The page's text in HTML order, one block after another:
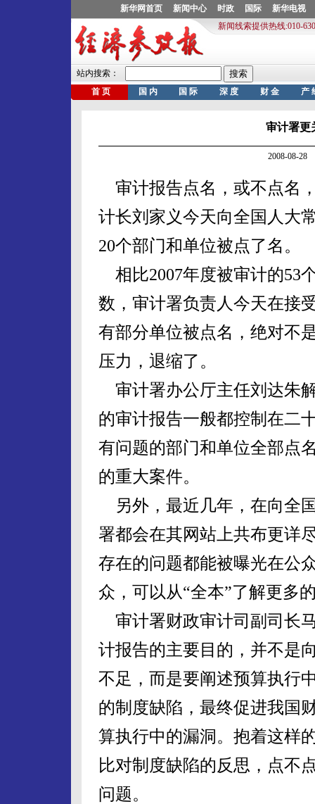
审计署更
2008-08-28
审计报告点名，或不点名
计长刘家义今天向全国人大
20个部门和单位被点了名。
相比2007年度被审计的53
数，审计署负责人今天在接
有部分单位被点名，绝对不
压力，退缩了。
审计署办公厅主任刘达朱
的审计报告一般都控制在二
有问题的部门和单位全部点
的重大案件。
另外，最近几年，在向全
署都会在其网站上共布更详
存在的问题都能被曝光在公
众，可以从“全本”了解更多
审计署财政审计司副司长
计报告的主要目的，并不是
不足，而是要阐述预算执行
的制度缺陷，最终促进我国
算执行中的漏洞。抱着这样
比对制度缺陷的反思，点不
问题。